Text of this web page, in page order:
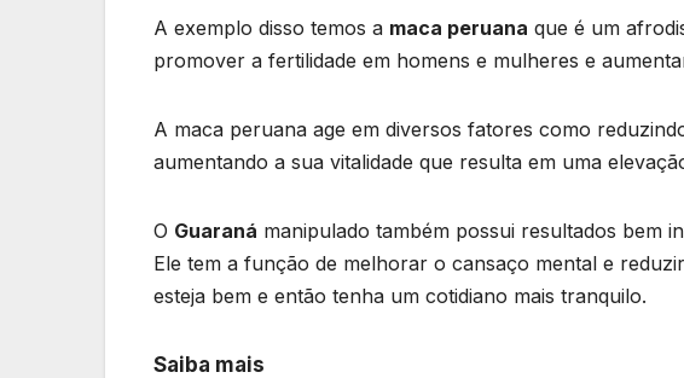
A exemplo disso temos a maca peruana que é um
promover a fertilidade em homens e mulheres e
A maca peruana age em diversos fatores como
aumentando a sua vitalidade que resulta em uma
O Guaraná manipulado também possui resultados bem
Ele tem a função de melhorar o cansaço mental e
esteja bem e então tenha um cotidiano mais tranquilo.
Saiba mais